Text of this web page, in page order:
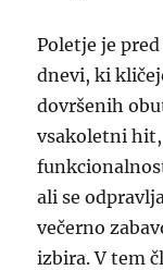
Poletje je
dnevi, ki
dovršenih
vsakoletni
ali se
večerno
izbira. V tem